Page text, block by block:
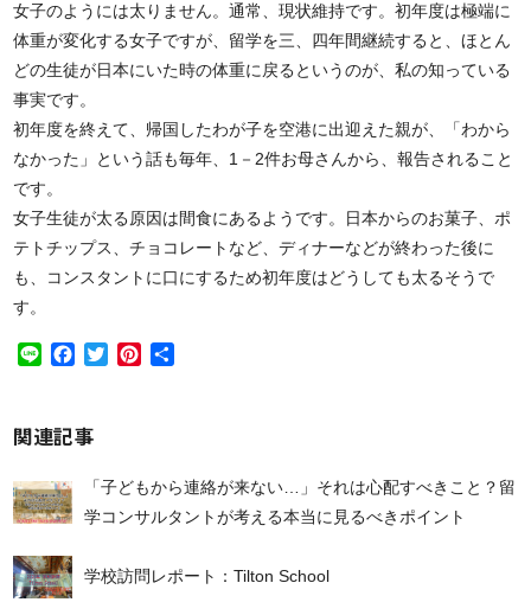
女子のようには太りません。通常、現状維持です。初年度は極端に
体重が変化する女子ですが、留学を三、四年間継続すると、ほとん
どの生徒が日本にいた時の体重に戻るというのが、私の知っている
事実です。
初年度を終えて、帰国したわが子を空港に出迎えた親が、「わから
なかった」という話も毎年、1－2件お母さんから、報告されること
です。
女子生徒が太る原因は間食にあるようです。日本からのお菓子、ポ
テトチップス、チョコレートなど、ディナーなどが終わった後に
も、コンスタントに口にするため初年度はどうしても太るそうで
す。
Line Facebook
TwitterPinterest
関連記事
「子どもから連絡が来ない…」それは心配すべきこと？留
学コンサルタントが考える本当に見るべきポイント
学校訪問レポート：Tilton School